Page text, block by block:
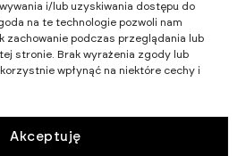
i/lub uzyskiwania dostępu do
na te technologie pozwoli nam
zachowanie podczas przeglądania lub
stronie. Brak wyrażenia zgody lub
wpłynąć na niektóre cechy i
Akceptuję